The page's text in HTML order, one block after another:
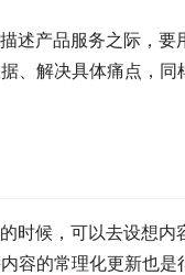
述产品服务之际，要
、解决具体痛点，同
时候，可以去设想内
容的常理化更新也是